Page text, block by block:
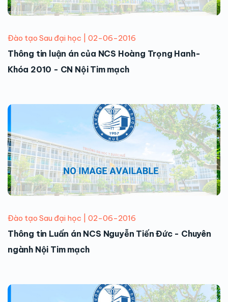
Đào tạo Sau đại học | 02-06-2016
Thông tin luận án của NCS Hoàng Trọng Hanh-
Khóa 2010 - CN Nội Tim mạch
Đào tạo Sau đại học | 02-06-2016
Thông tin Luấn án NCS Nguyễn Tiến Đức - Chuyên
ngành Nội Tim mạch